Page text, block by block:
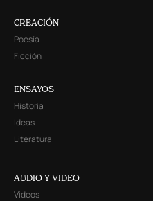
CREACIÓN
Poesía
Ficción
ENSAYOS
Historia
Ideas
Literatura
AUDIO Y VIDEO
Videos